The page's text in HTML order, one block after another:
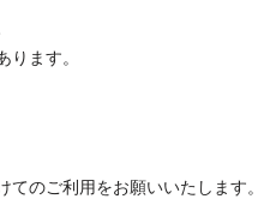
ます。
のご利用をお願いいたします。